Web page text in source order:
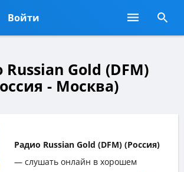
Войти
Russian Gold (DFM)
- Москва)
Радио Russian Gold (DFM) (Россия)
— слушать онлайн в хорошем